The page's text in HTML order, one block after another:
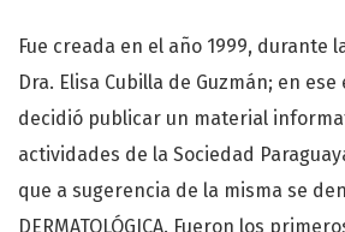
Fue creada en el año 1999, durante
Dra. Elisa Cubilla de Guzmán; en
decidió publicar un material
actividades de la Sociedad
que a sugerencia de la misma se
DERMATOLÓGICA. Fueron los